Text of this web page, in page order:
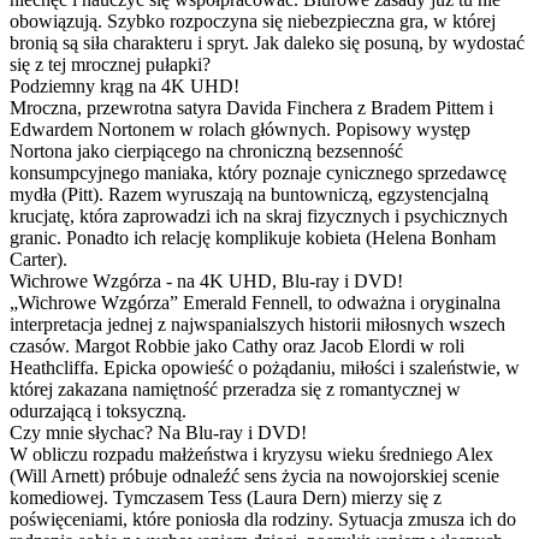
obowiązują. Szybko rozpoczyna się niebezpieczna gra, w której
bronią są siła charakteru i spryt. Jak daleko się posuną, by wydostać
się z tej mrocznej pułapki?
Podziemny krąg na 4K UHD!
Mroczna, przewrotna satyra Davida Finchera z Bradem Pittem i
Edwardem Nortonem w rolach głównych. Popisowy występ
Nortona jako cierpiącego na chroniczną bezsenność
konsumpcyjnego maniaka, który poznaje cynicznego sprzedawcę
mydła (Pitt). Razem wyruszają na buntowniczą, egzystencjalną
krucjatę, która zaprowadzi ich na skraj fizycznych i psychicznych
granic. Ponadto ich relację komplikuje kobieta (Helena Bonham
Carter).
Wichrowe Wzgórza - na 4K UHD, Blu-ray i DVD!
„Wichrowe Wzgórza” Emerald Fennell, to odważna i oryginalna
interpretacja jednej z najwspanialszych historii miłosnych wszech
czasów. Margot Robbie jako Cathy oraz Jacob Elordi w roli
Heathcliffa. Epicka opowieść o pożądaniu, miłości i szaleństwie, w
której zakazana namiętność przeradza się z romantycznej w
odurzającą i toksyczną.
Czy mnie słychac? Na Blu-ray i DVD!
W obliczu rozpadu małżeństwa i kryzysu wieku średniego Alex
(Will Arnett) próbuje odnaleźć sens życia na nowojorskiej scenie
komediowej. Tymczasem Tess (Laura Dern) mierzy się z
poświęceniami, które poniosła dla rodziny. Sytuacja zmusza ich do